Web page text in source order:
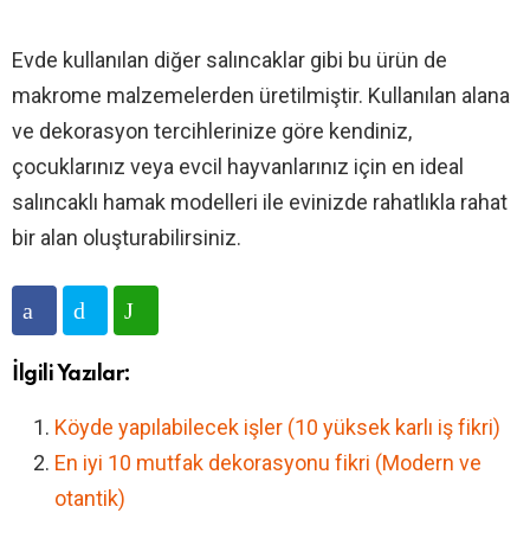
Evde kullanılan diğer salıncaklar gibi bu ürün de
makrome malzemelerden üretilmiştir. Kullanılan alana
ve dekorasyon tercihlerinize göre kendiniz,
çocuklarınız veya evcil hayvanlarınız için en ideal
salıncaklı hamak modelleri ile evinizde rahatlıkla rahat
bir alan oluşturabilirsiniz.
İlgili Yazılar:
Köyde yapılabilecek işler (10 yüksek karlı iş fikri)
En iyi 10 mutfak dekorasyonu fikri (Modern ve
otantik)